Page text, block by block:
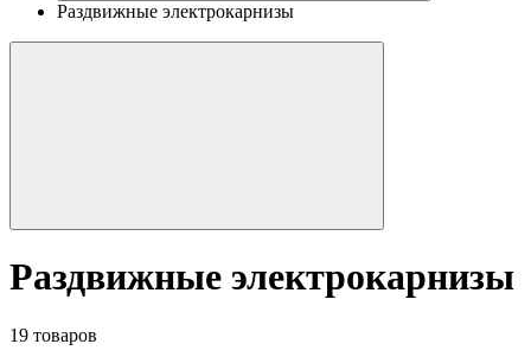
Раздвижные электрокарнизы
Раздвижные электрокарнизы
19 товаров